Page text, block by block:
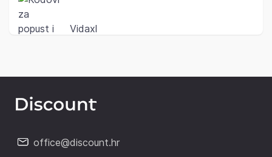
Vidaxl
office@discount.hr